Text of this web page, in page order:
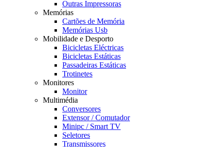
Outras Impressoras
Memórias
Cartões de Memória
Memórias Usb
Mobilidade e Desporto
Bicicletas Eléctricas
Bicicletas Estáticas
Passadeiras Estáticas
Trotinetes
Monitores
Monitor
Multimédia
Conversores
Extensor / Comutador
Minipc / Smart TV
Seletores
Transmissores